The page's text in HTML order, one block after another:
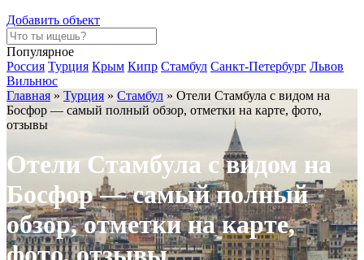
Добавить объект
Популярное
Россия Турция Крым Кипр Стамбул Санкт-Петербург Львов
Вильнюс
Главная » Турция » Стамбул » Отели Стамбула с видом на
Босфор — самый полный обзор, отметки на карте, фото,
отзывы
Отели Стамбула с видом на
Босфор — самый полный
обзор, отметки на карте,